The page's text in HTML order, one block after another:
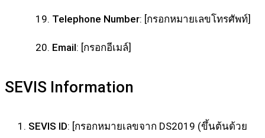
Telephone Number: [กรอกหมายเลขโทรศัพท์]
Email: [กรอกอีเมล์]
SEVIS Information
SEVIS ID: [กรอกหมายเลขจาก DS2019 (ขึ้นต้นด้วย